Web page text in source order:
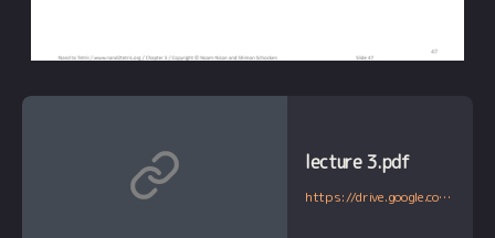
lecture 3.pdf
https://drive.google.com/file/d/1boFooygPrxMX-AxzogFYIZ-8QsZiDz96/view